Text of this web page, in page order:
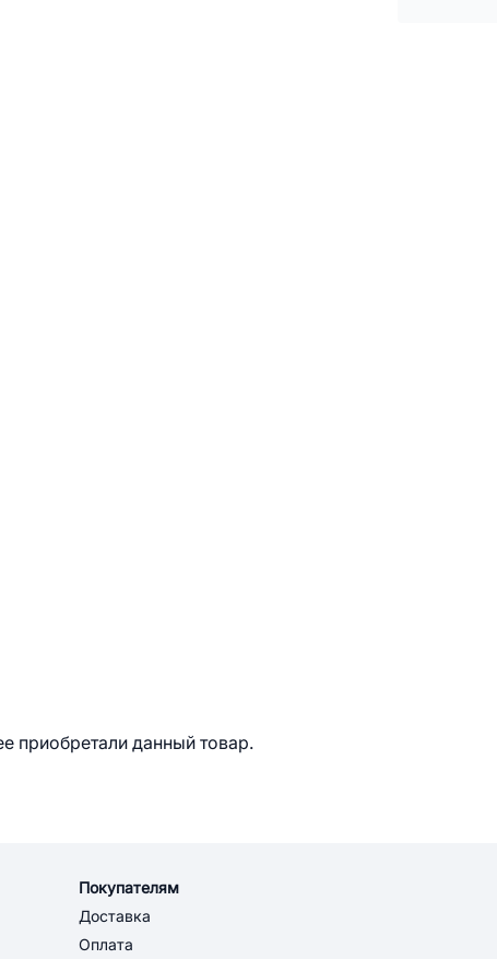
приобретали данный товар.
Покупателям
Доставка
Оплата